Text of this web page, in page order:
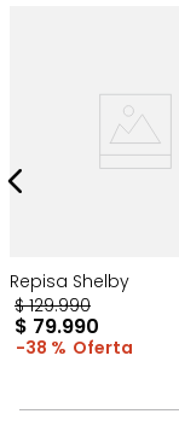
Repisa Shelby
$ 129.990
$ 79.990
38 %